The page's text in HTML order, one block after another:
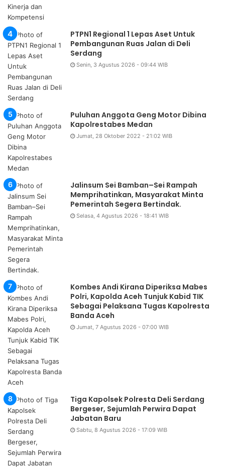
PTPN1 Regional 1 Lepas Aset Untuk
Pembangunan Ruas Jalan di Deli
Serdang
Senin, 3 Agustus 2026 - 09:44 WIB
Puluhan Anggota Geng Motor Dibina
Kapolrestabes Medan
Jumat, 28 Oktober 2022 - 21:02 WIB
Jalinsum Sei Bamban–Sei Rampah
Memprihatinkan, Masyarakat Minta
Pemerintah Segera Bertindak.
Selasa, 4 Agustus 2026 - 18:41 WIB
Kombes Andi Kirana Diperiksa Mabes
Polri, Kapolda Aceh Tunjuk Kabid TIK
Sebagai Pelaksana Tugas Kapolresta
Banda Aceh
Jumat, 7 Agustus 2026 - 07:00 WIB
Tiga Kapolsek Polresta Deli Serdang
Bergeser, Sejumlah Perwira Dapat
Jabatan Baru
Sabtu, 8 Agustus 2026 - 17:09 WIB